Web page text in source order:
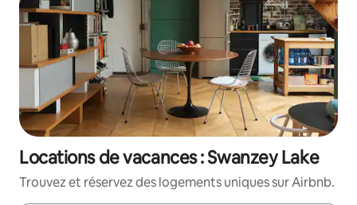
Locations de vacances : Swanzey Lake
Trouvez et réservez des logements uniques sur Airbnb.